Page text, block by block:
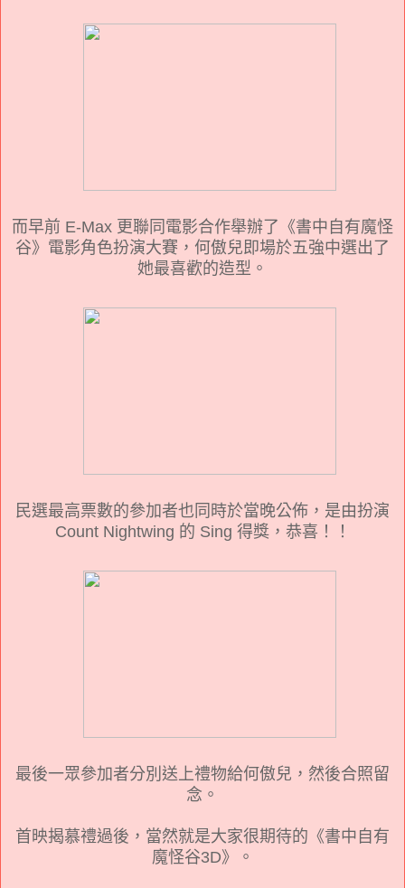
而早前 E-Max 更聯同電影合作舉辦了《書中自有魔怪
谷》電影角色扮演大賽，何傲兒即場於五強中選出了
她最喜歡的造型。
民選最高票數的參加者也同時於當晚公佈，是由扮演
Count Nightwing 的 Sing 得獎，恭喜！！
最後一眾參加者分別送上禮物給何傲兒，然後合照留
念。
首映揭慕禮過後，當然就是大家很期待的《書中自有
魔怪谷3D》。